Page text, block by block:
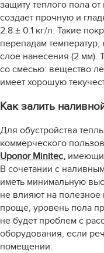
защиту теплого пола
создает прочную и
2.8 ± 0.1 кг/л. Такие
перепадам
слое нанесения (2 мм).
со смесью: вещество
имеет хорошую
Как залить
Для обустройства
коммерческого
Uponor Minitec,
В сочетании с
иметь минимальную
не влияют на
проще, уровень пола
не будет проблем с
оборудования, если
помещении.